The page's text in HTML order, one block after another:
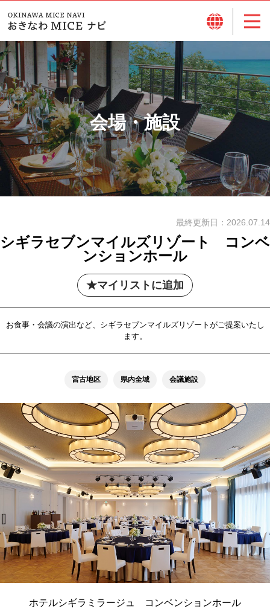
会場・施設
最終更新日： 2026.07.14
シギラセブンマイルズリゾート コンベ
ンションホール
マイリストに追加
お食事・会議の演出など、シギラセブンマイルズリゾートがご提案いたし
ます。
宮古地区 県内全域 会議施設
ホテルシギラミラージュ コンベンションホール